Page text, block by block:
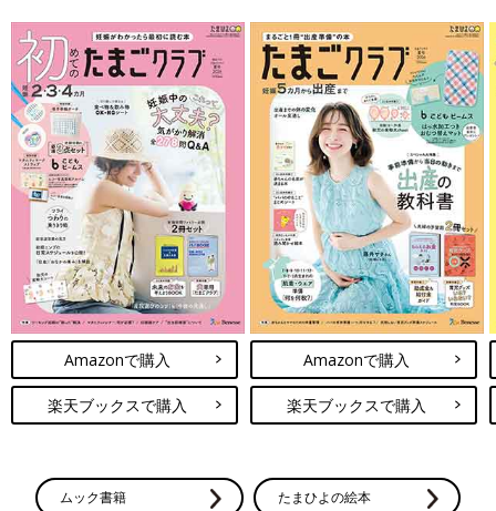
Amazonで購入
楽天ブックスで購入
Amazonで購入
楽天ブックスで購入
ムック書籍 たまひよの絵本